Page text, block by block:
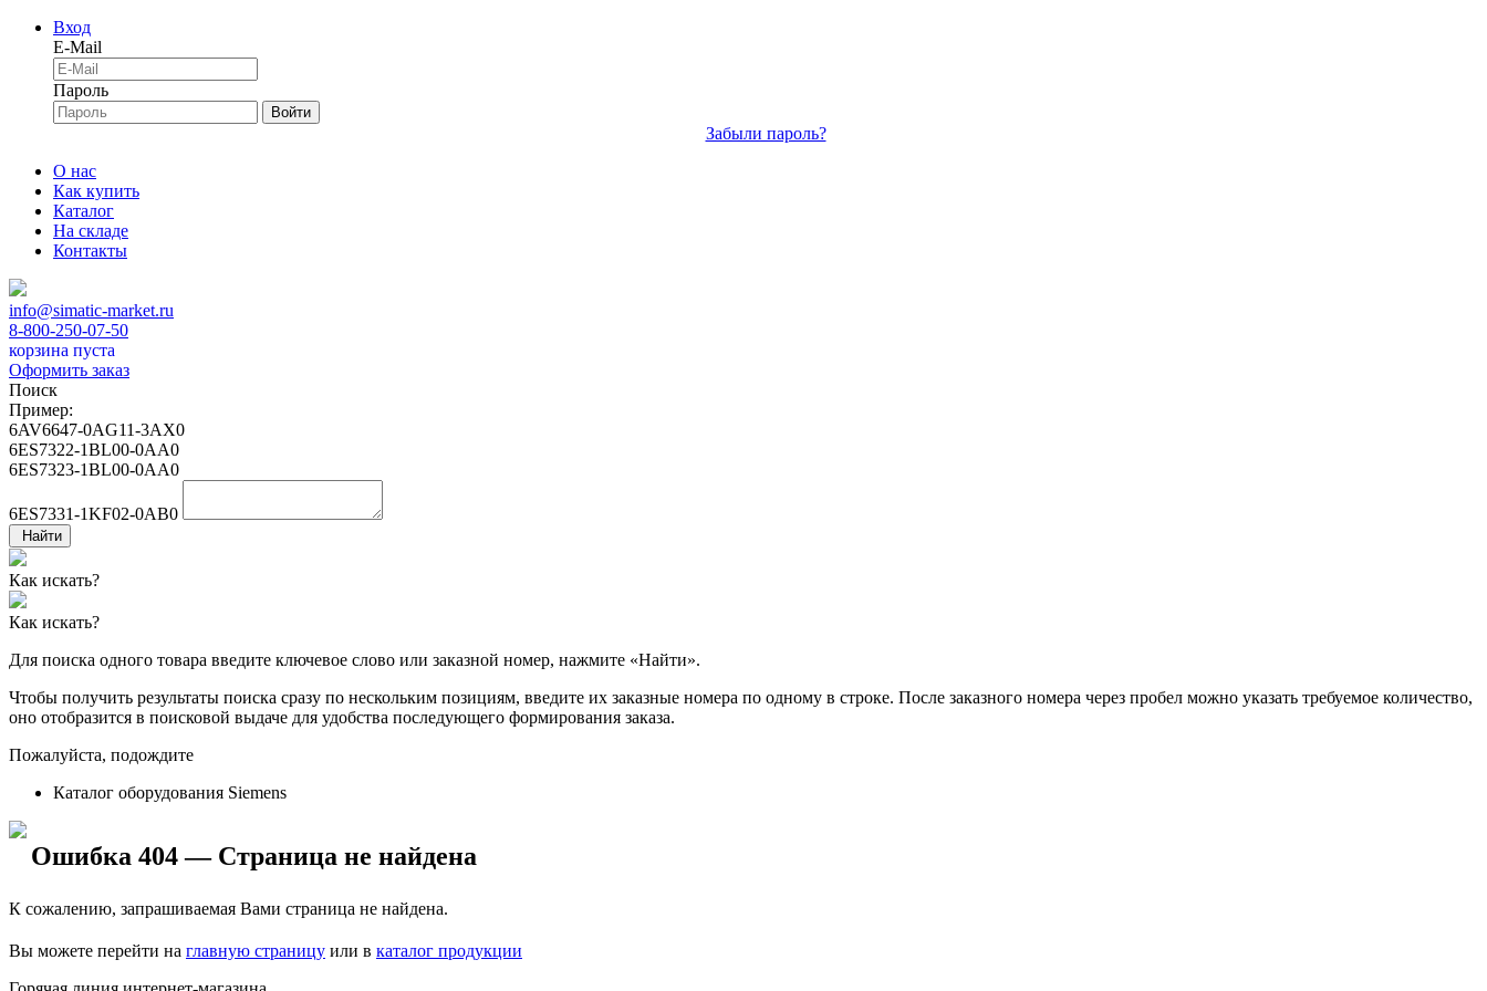
Вход
E-Mail
Пароль
Войти
Забыли пароль?
О нас
Как купить
Каталог
На складе
Контакты
info@simatic-market.ru
8-800-250-07-50
корзина пуста
Оформить заказ
Поиск
Пример:
6AV6647-0AG11-3AX0
6ES7322-1BL00-0AA0
6ES7323-1BL00-0AA0
6ES7331-1KF02-0AB0
Найти
Как искать?
Как искать?
Для поиска одного товара введите ключевое слово или заказной номер, нажмите «Найти».
Чтобы получить результаты поиска сразу по нескольким позициям, введите их заказные номера по одному в строке. После заказного номера через пробел можно указать требуемое количество,
оно отобразится в поисковой выдаче для удобства последующего формирования заказа.
Пожалуйста, подождите
Каталог оборудования Siemens
Ошибка 404 — Страница не найдена
К сожалению, запрашиваемая Вами страница не найдена.
Вы можете перейти на главную страницу или в каталог продукции